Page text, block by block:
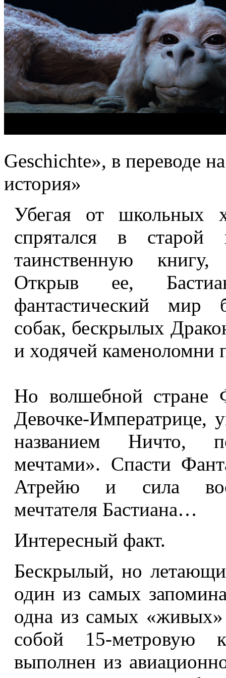
Geschichte», в переводе
история»
Убегая от школьных
спрятался в
таинственную
Открыв ее,
фантастический мир
собак, бескрылых
и ходячей каменоломни
Но волшебной стране
Девочке-Императрице,
названием Ничто,
мечтами». Спасти
Атрейю и сила
мечтателя Бастиана…
Интересный факт.
Бескрылый, но
один из самых
одна из самых «живых»
собой 15-метровую
выполнен из